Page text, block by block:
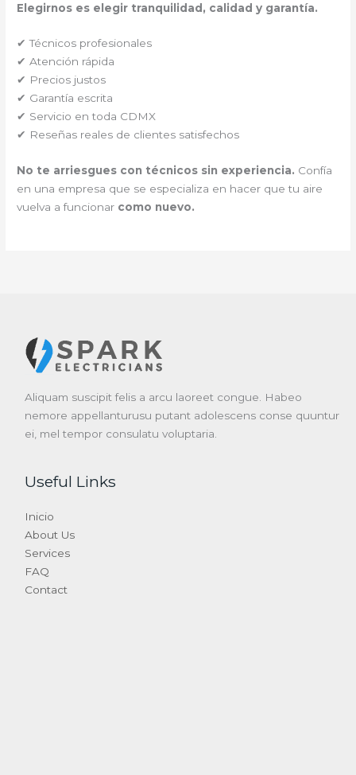
Elegirnos es elegir tranquilidad, calidad y garantía.
✔ Técnicos profesionales
✔ Atención rápida
✔ Precios justos
✔ Garantía escrita
✔ Servicio en toda CDMX
✔ Reseñas reales de clientes satisfechos
No te arriesgues con técnicos sin experiencia. Confía
en una empresa que se especializa en hacer que tu aire
vuelva a funcionar como nuevo.
Aliquam suscipit felis a arcu laoreet congue. Habeo
nemore appellanturusu putant adolescens conse quuntur
ei, mel tempor consulatu voluptaria.
Useful Links
Inicio
About Us
Services
FAQ
Contact